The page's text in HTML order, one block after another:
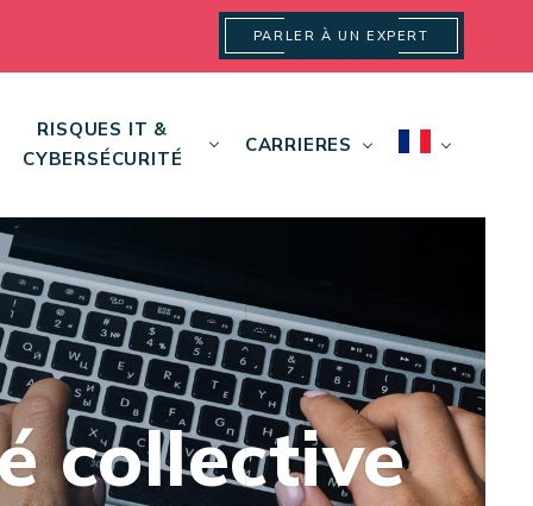
PARLER À UN EXPERT
RISQUES IT &
CYBERSÉCURITÉ
CARRIERES
collective